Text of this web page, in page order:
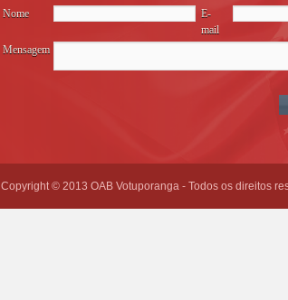
Nome
E-
mail
Mensagem
Copyright © 2013 OAB Votuporanga - Todos os direitos